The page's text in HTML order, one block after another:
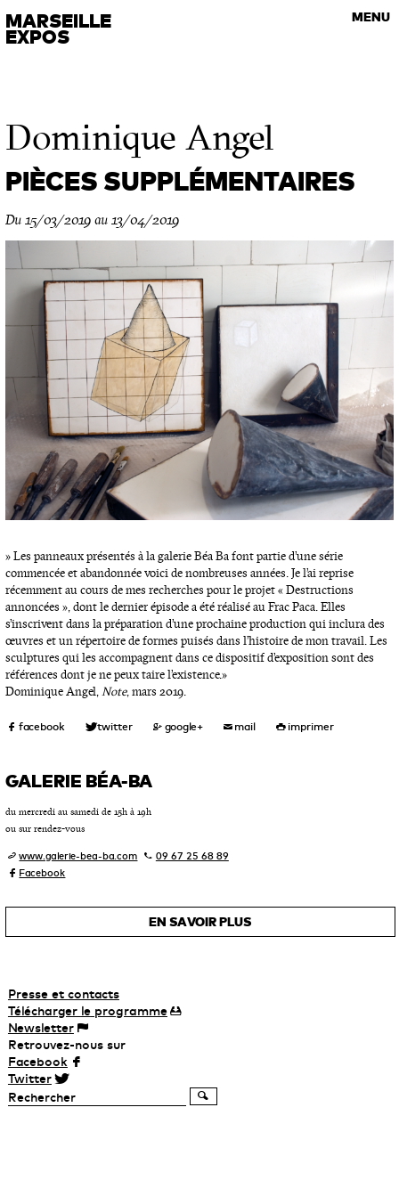
MARSEILLE
EXPOS
MENU
VISITES GUIDÉES
Les rendez-vous de l’art contemporain
Dominique Angel
PIÈCES SUPPLÉMENTAIRES
Du 15/03/2019 au 13/04/2019
» Les panneaux présentés à la galerie Béa Ba font partie d’une série
commencée et abandonnée voici de nombreuses années. Je l’ai reprise
récemment au cours de mes recherches pour le projet « Destructions
annoncées », dont le dernier épisode a été réalisé au Frac Paca. Elles
s’inscrivent dans la préparation d’une prochaine production qui inclura des
œuvres et un répertoire de formes puisés dans l’histoire de mon travail. Les
sculptures qui les accompagnent dans ce dispositif d’exposition sont des
références dont je ne peux taire l’existence. »
Dominique Angel,Note, mars 2019.
GALERIE BÉA-BA
du mercredi au samedi de 15h à 19h
ou sur rendez-vous
www.galerie-bea-ba.com
09 67 25 68 89
Facebook
EN SAVOIR PLUS
Presse et contacts
Télécharger leprogramme
Newsletter
Retrouvez-nous sur
Facebook
Twitter